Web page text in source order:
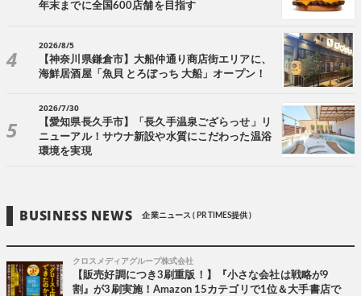
年末までに全国600店舗を目指す
2026/8/5
【神奈川県鎌倉市】大船仲通り商店街エリアに、
海鮮居酒屋「魚貝 とろぼっち 大船」オープン！
2026/7/30
【愛知県長久手市】「長久手温泉ござらっせ」リ
ニューアル！サウナ新設や水質にこだわった温浴
環境を実現
BUSINESS NEWS 企業ニュース ( PR TIMES提供 )
クロスメディアグループ株式会社
【販売好調につき3刷重版！】『小さな会社は戦略が9
割』が3刷実施！Amazon 15カテゴリで1位＆大手書店で